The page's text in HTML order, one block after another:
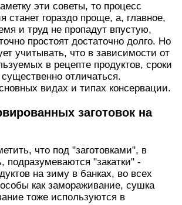
эти советы, то процесс
станет гораздо проще, а, главное,
и труд не пропадут впустую,
простоят достаточно долго. Но
учитывать, что в зависимости от
в рецепте продуктов, сроки
отличаться.
видах и типах консервации.
заготовок на
что под "заготовками", в
подразумеваются "закатки" -
на зиму в банках, во всех
как замораживание, сушка
тоже используются в